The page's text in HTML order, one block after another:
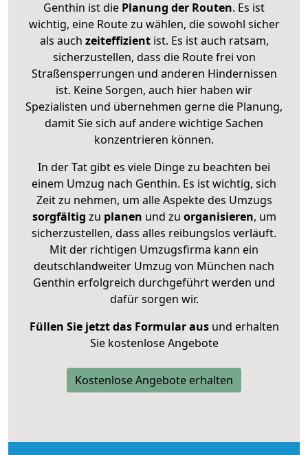
Genthin ist die Planung der Routen. Es ist
wichtig, eine Route zu wählen, die sowohl sicher
als auch zeiteffizientist. Es ist auch ratsam,
sicherzustellen, dass die Route frei von
Straßensperrungen und anderen Hindernissen
ist. Keine Sorgen, auch hier haben wir
Spezialisten und übernehmen gerne die Planung,
damit Sie sich auf andere wichtige Sachen
konzentrieren können.
In der Tat gibt es viele Dinge zu beachten bei
einem Umzug nach Genthin. Es ist wichtig, sich
Zeit zu nehmen, um alle Aspekte des Umzugs
sorgfältig zu planen und zu organisieren, um
sicherzustellen, dass alles reibungslos verläuft.
Mit der richtigen Umzugsfirma kann ein
deutschlandweiter Umzug von München nach
Genthin erfolgreich durchgeführt werden und
dafür sorgen wir.
Füllen Sie jetzt das Formular ausund erhalten
Sie kostenlose Angebote
Kostenlose Angebote erhalten